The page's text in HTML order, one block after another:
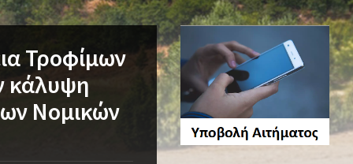
Τροφίμων
κάλυψη
Νομικών